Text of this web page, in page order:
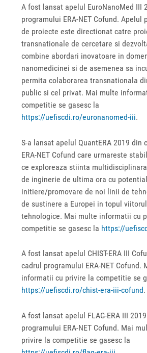
A fost lansat apelul EuroNanoMed III
programului ERA-NET Cofund. Apelul
de proiecte este directionat catre
transnationale de cercetare si
combine abordari inovatoare in
nanomedicinei si de asemenea sa
permita colaborarea transnationala
public si cel privat. Mai multe
competitie se gasesc la
https://uefiscdi.ro/euronanomed-iii.
S-a lansat apelul QuantERA 2019 din
ERA-NET Cofund care urmareste
ce exploreaza stiinta
de inginerie de ultima ora cu
initiere/promovare de noi linii de
de sustinere a Europei in topul
tehnologice. Mai multe informatii cu
competitie se gasesc la https://
A fost lansat apelul CHIST-ERA III
cadrul programului ERA-NET Cofund.
informatii cu privire la competitie se
https://uefiscdi.ro/chist-era-iii-cofund.
A fost lansat apelul FLAG-ERA III
programului ERA-NET Cofund. Mai
privire la competitie se gasesc la